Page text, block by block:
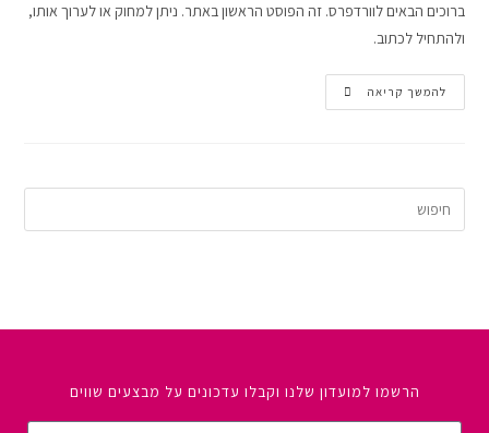
ברוכים הבאים לוורדפרס. זה הפוסט הראשון באתר. ניתן למחוק או לערוך אותו,
ולהתחיל לכתוב.
להמשך קריאה
הרשמו למועדון שלנו וקבלו עדכונים על מבצעים שווים